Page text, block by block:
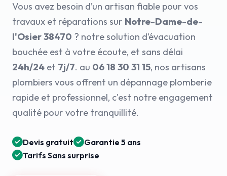
Vous avez besoin d’un artisan fiable pour vos
travaux et réparations sur Notre-Dame-de-
l'Osier 38470 ? notre solution d’évacuation
bouchée est à votre écoute, et sans délai
24h/24 et 7j/7. au 06 18 30 31 15, nos artisans
plombiers vous offrent un dépannage plomberie
rapide et professionnel, c'est notre engagement
qualité pour votre tranquillité.
Devis gratuit
Garantie 5 ans
Tarifs Sans surprise